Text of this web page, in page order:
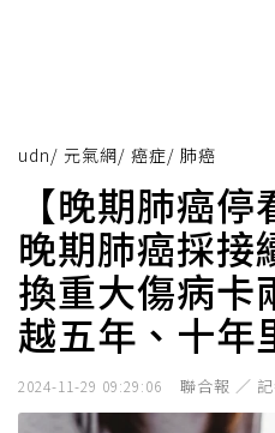
udn/ 元氣網/ 癌症/ 肺癌
【晚期肺癌停
晚期肺癌採接
換重大傷病卡
越五年、十年
2024-11-29 09:29:06 聯合報 ／